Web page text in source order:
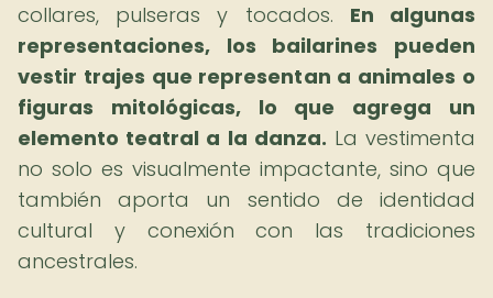
collares, pulseras y tocados. En algunas
representaciones, los bailarines pueden
vestir trajes que representan a animales o
figuras mitológicas, lo que agrega un
elemento teatral a la danza. La vestimenta
no solo es visualmente impactante, sino que
también aporta un sentido de identidad
cultural y conexión con las tradiciones
ancestrales.